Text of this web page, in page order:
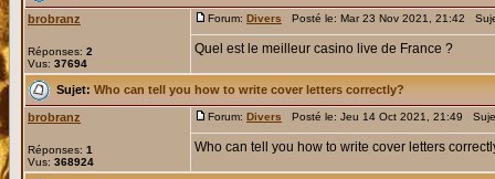
brobranz
Réponses: 2
Vus: 37694
Forum: Divers Posté le: Mar 23 Nov 2021, 21:42
Quel est le meilleur casino live de France ?
Sujet:Who can tell you how to write cover letters correctly?
brobranz
Réponses: 1
Vus: 368924
Forum: Divers Posté le: Jeu 14 Oct 2021, 21:49
Who can tell you how to write cover letters